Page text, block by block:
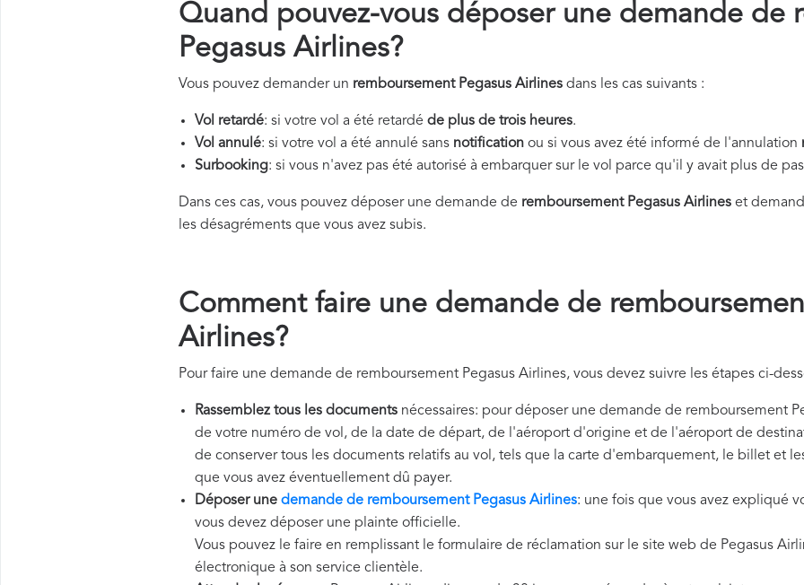
Quand pouvez-vous déposer une demande de
Pegasus Airlines?
Vous pouvez demander un remboursement Pegasus Airlines dans les cas suivants :
Vol retardé: si votre vol a été retardé de plus de trois heures.
Vol annulé: si votre vol a été annulé sans notification ou si vous avez été informé de l'annulation
Surbooking: si vous n'avez pas été autorisé à embarquer sur le vol parce qu'il y avait plus de
Dans ces cas, vous pouvez déposer une demande de remboursement Pegasus Airlines et
les désagréments que vous avez subis.
Comment faire une demande de
Airlines?
Pour faire une demande de remboursement Pegasus Airlines, vous devez suivre les étapes ci-
Rassemblez tous les documents nécessaires: pour déposer une demande de remboursement
de votre numéro de vol, de la date de départ, de l'aéroport d'origine et de l'aéroport de
de conserver tous les documents relatifs au vol, tels que la carte d'embarquement, le billet et
que vous avez éventuellement dû payer.
Déposer une demande de remboursement Pegasus Airlines: une fois que vous avez expliqué
vous devez déposer une plainte officielle.
Vous pouvez le faire en remplissant le formulaire de réclamation sur le site web de Pegasus
électronique à son service clientèle.